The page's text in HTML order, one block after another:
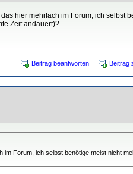
hier mehrfach im Forum, ich selbst
Zeit andauert)?
Beitrag beantworten Beitrag
Forum, ich selbst benötige meist nicht